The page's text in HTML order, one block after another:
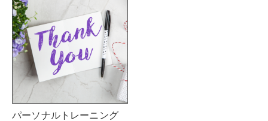
パーソナルトレーニング